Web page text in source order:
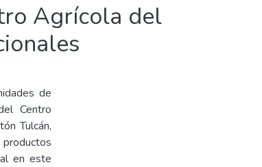
Agrícola del
de
Centro
Tulcán,
en este